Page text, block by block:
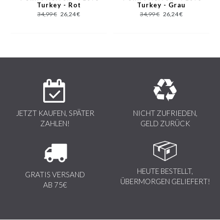
Turkey - Rot
34,99 € 26,24 €
Turkey - Grau
34,99 € 26,24 €
JETZT KAUFEN, SPÄTER
ZAHLEN!
NICHT ZUFRIEDEN,
GELD ZURÜCK
GRATIS VERSAND
AB 75€
HEUTE BESTELLT,
ÜBERMORGEN GELIEFERT!